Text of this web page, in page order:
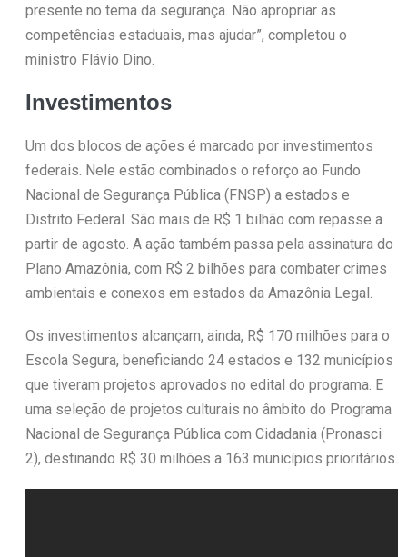
presente no tema da segurança. Não apropriar as
competências estaduais, mas ajudar”, completou o
ministro Flávio Dino.
Investimentos
Um dos blocos de ações é marcado por investimentos
federais. Nele estão combinados o reforço ao Fundo
Nacional de Segurança Pública (FNSP) a estados e
Distrito Federal. São mais de R$ 1 bilhão com repasse a
partir de agosto. A ação também passa pela assinatura do
Plano Amazônia, com R$ 2 bilhões para combater crimes
ambientais e conexos em estados da Amazônia Legal.
Os investimentos alcançam, ainda, R$ 170 milhões para o
Escola Segura, beneficiando 24 estados e 132 municípios
que tiveram projetos aprovados no edital do programa. E
uma seleção de projetos culturais no âmbito do Programa
Nacional de Segurança Pública com Cidadania (Pronasci
2), destinando R$ 30 milhões a 163 municípios prioritários.